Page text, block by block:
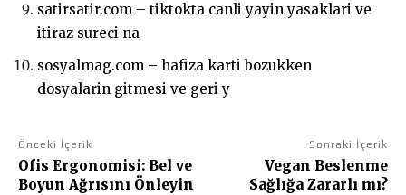
satirsatir.com – tiktokta canli yayin yasaklari ve
itiraz sureci na
sosyalmag.com – hafiza karti bozukken
dosyalarin gitmesi ve geri y
Önceki İçerik
Ofis Ergonomisi: Bel ve
Boyun Ağrısını Önleyin
Sonraki İçerik
Vegan Beslenme
Sağlığa Zararlı mı?